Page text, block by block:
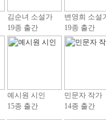
김순녀 소설가
19종 출간
변영희 소설
19종 출간
예시원 시인
15종 출간
민문자 작가
14종 출간